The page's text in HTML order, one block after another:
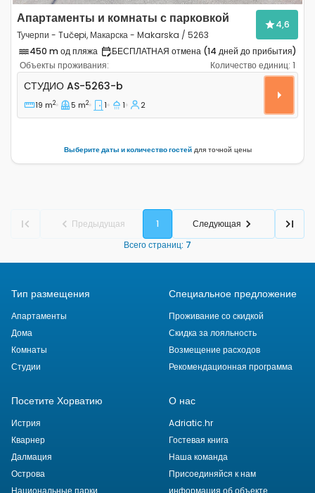
Апартаменты и комнаты с парковкой
Тучерпи - Tučepi, Макарска - Makarska / 5263
4,6
450 m од пляжа
БЕСПЛАТНАЯ отмена (14 дней до прибытия)
Объекты проживания:
Количество единиц: 1
Студио-апартаменты Тучерпи - Tučepi, Макарска -
СТУДИО AS-5263-b
19 m2 5 m2 1 1 2
Выберите даты и количество гостейдля точной цены
Предыдущая 1
Следующая
Всего страниц: 7
Тип размещения
Апартаменты
Дома
Комнаты
Студии
Специальное предложение
Проживание со скидкой
Скидка за лояльность
Возмещение расходов
Рекомендационная программа
Посетите Хорватию
Истрия
Кварнер
Далмация
Острова
Национальные парки
О нас
Adriatic.hr
Гостевая книга
Наша команда
Присоединяйся к нам
информация об объекте